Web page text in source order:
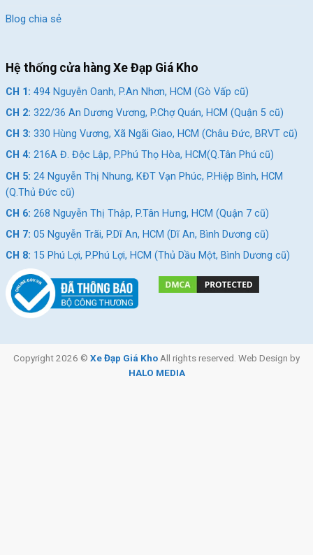
Blog chia sẻ
Hệ thống cửa hàng Xe Đạp Giá Kho
CH 1: 494 Nguyễn Oanh, P.An Nhơn, HCM (Gò Vấp cũ)
CH 2: 322/36 An Dương Vương, P.Chợ Quán, HCM (Quận 5 cũ)
CH 3: 330 Hùng Vương, Xã Ngãi Giao, HCM (Châu Đức, BRVT cũ)
CH 4: 216A Đ. Độc Lập, P.Phú Thọ Hòa, HCM(Q.Tân Phú cũ)
CH 5: 24 Nguyễn Thị Nhung, KĐT Vạn Phúc, P.Hiệp Bình, HCM
(Q.Thủ Đức cũ)
CH 6: 268 Nguyễn Thị Thập, P.Tân Hưng, HCM (Quận 7 cũ)
CH 7: 05 Nguyễn Trãi, P.Dĩ An, HCM (Dĩ An, Bình Dương cũ)
CH 8: 15 Phú Lợi, P.Phú Lợi, HCM (Thủ Dầu Một, Bình Dương cũ)
Copyright 2026 © Xe Đạp Giá KhoAll rights reserved. Web Design by
HALO MEDIA